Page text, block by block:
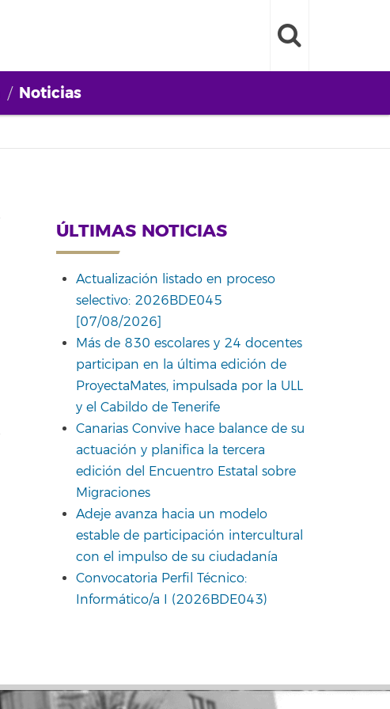
Noticias
ÚLTIMAS NOTICIAS
Actualización listado en proceso
selectivo: 2026BDE045
[07/08/2026]
Más de 830 escolares y 24 docentes
participan en la última edición de
ProyectaMates, impulsada por la ULL
y el Cabildo de Tenerife
Canarias Convive hace balance de su
actuación y planifica la tercera
edición del Encuentro Estatal sobre
Migraciones
Adeje avanza hacia un modelo
estable de participación intercultural
con el impulso de su ciudadanía
Convocatoria Perfil Técnico:
Informático/a I (2026BDE043)